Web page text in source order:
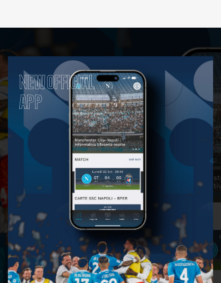
NEW OFFICIAL
APP